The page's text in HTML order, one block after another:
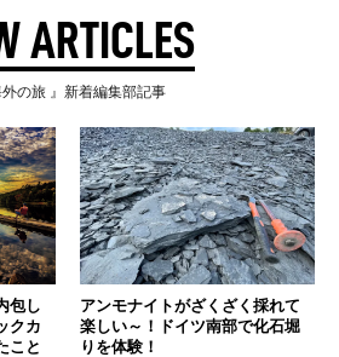
ARTICLES
外の旅 』新着編集部記事
包し
クカ
こと
アンモナイトがざくざく採れて
楽しい～！ドイツ南部で化石堀
りを体験！